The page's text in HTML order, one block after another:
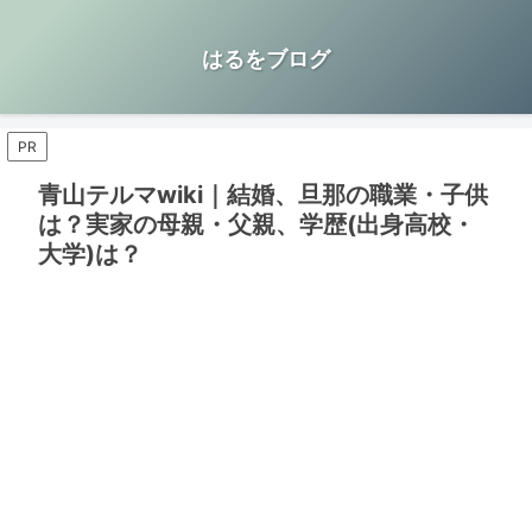
はるをブログ
PR
青山テルマwiki｜結婚、旦那の職業・子供
は？実家の母親・父親、学歴(出身高校・
大学)は？